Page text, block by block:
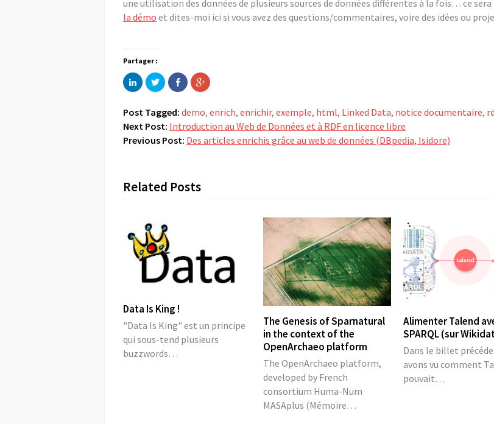
une utilisation des données de plusieurs sources de données différentes à la fois… ce
la démo et dites-moi ici si vous avez des questions/commentaires, voire des idées ou
Partager :
Cliquez
pour
partager
LinkedIn(ouvre
dans
une
nouvelle
fenêtre)
Partager
sur
Twitter(ouvre
une
nouvelle
fenêtre)
Partager
sur
Facebook(ouvre
une
nouvelle
fenêtre)
Cliquez
pour
Google+
(ouvre
dans
une
nouvelle
fenêtre)
Post Tagged: demo, enrich, enrichir, exemple, html, Linked Data, notice documentaire,
Next Post: Introduction au Web de Données et à RDF en licence libre
Previous Post: Des articles enrichis grâce au web de données (DBpedia, Isidore)
Related Posts
Data Is King !
"Data Is King" est un principe
qui sous-tend plusieurs
buzzwords…
The Genesis of Sparnatural
in the context of the
OpenArchaeo platform
The OpenArchaeo platform,
developed by French
consortium Huma-Num
MASAplus (Mémoire…
Alimenter Talend
SPARQL (sur
Dans le billet
avons vu comment
pouvait…